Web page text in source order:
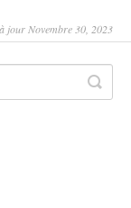
jour Novembre 30, 2023